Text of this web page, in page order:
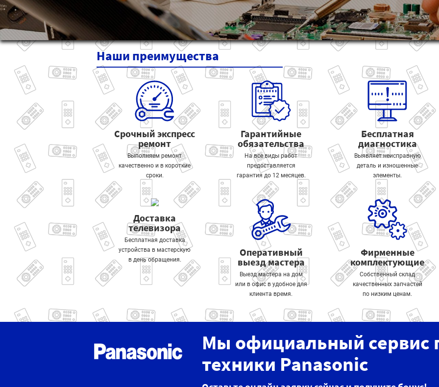
Наши преимущества
Срочный экспресс
ремонт
Выполняем ремонт
качественно и в короткие
сроки.
Гарантийные
обязательства
На все виды работ
предоставляется
гарантия до 12 месяцев.
Бесплатная
диагностика
Выявляет неисправную
деталь и изношенные
элементы.
Доставка
телевизора
Бесплатная доставка
устройства в мастерскую
в день обращения.
Оперативный
выезд мастера
Выезд мастера на дом
или в офис в удобное для
клиента время.
Фирменные
комплектующие
Собственный склад
качественных запчастей
по низким ценам.
Мы официальный сервис
техники Panasonic